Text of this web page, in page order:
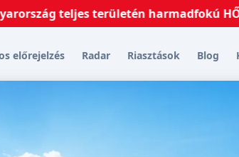
területén harmadfokú
előrejelzés Radar Riasztások Blog